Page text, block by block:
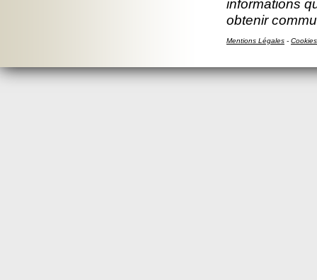
informations
obtenir
Mentions Légales - Cookies